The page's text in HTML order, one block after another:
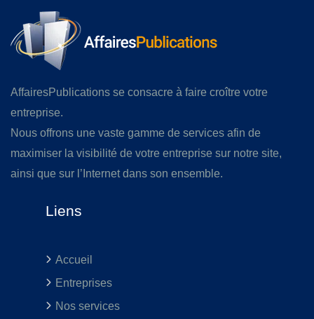
AffairesPublications se consacre à faire croître votre
entreprise.
Nous offrons une vaste gamme de services afin de
maximiser la visibilité de votre entreprise sur notre site,
ainsi que sur l’Internet dans son ensemble.
Liens
Accueil
Entreprises
Nos services